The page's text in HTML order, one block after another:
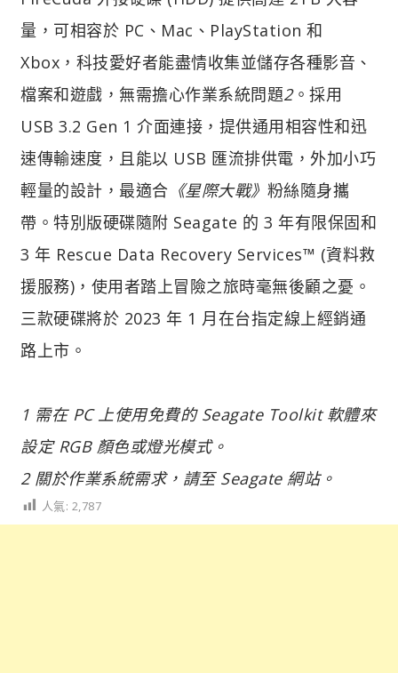
量，可相容於 PC、Mac、PlayStation 和
Xbox，科技愛好者能盡情收集並儲存各種影音、
檔案和遊戲，無需擔心作業系統問題2。採用
USB 3.2 Gen 1 介面連接，提供通用相容性和迅
速傳輸速度，且能以 USB 匯流排供電，外加小巧
輕量的設計，最適合 《星際大戰》 粉絲隨身攜
帶。特別版硬碟隨附 Seagate 的 3 年有限保固和
3 年 Rescue Data Recovery Services™ (資料救
援服務)，使用者踏上冒險之旅時毫無後顧之憂。
三款硬碟將於 2023 年 1 月在台指定線上經銷通
路上市。
1 需在 PC 上使用免費的 Seagate Toolkit 軟體來
設定 RGB 顏色或燈光模式。
2 關於作業系統需求，請至 Seagate 網站。
人氣: 2,787